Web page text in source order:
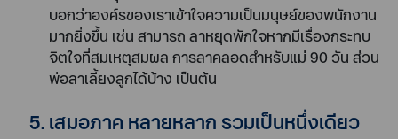
บอกว่าองค์รของเราเข้าใจความเป็นมนุษย์ของพนักงาน
มากยิ่งขึ้น เช่น สามารถ ลาหยุดพักใจหากมีเรื่องกระทบ
จิตใจที่สมเหตุสมผล การลาคลอดสำหรับแม่ 90 วัน ส่วน
พ่อลาเลี้ยงลูกได้บ้าง เป็นต้น
เสมอภาค หลายหลาก รวมเป็นหนึ่งเดียว